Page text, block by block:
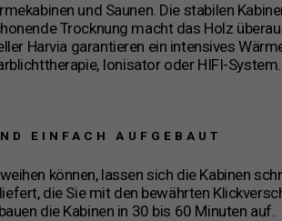
und Saunen. Die stabilen
Trocknung macht das Holz
Harvia garantieren ein intensives
Ionisator oder HIFI-System.
EINFACH AUFGEBAUT
können, lassen sich die Kabinen
die Sie mit den bewährten
die Kabinen in 30 bis 60 Minuten auf.